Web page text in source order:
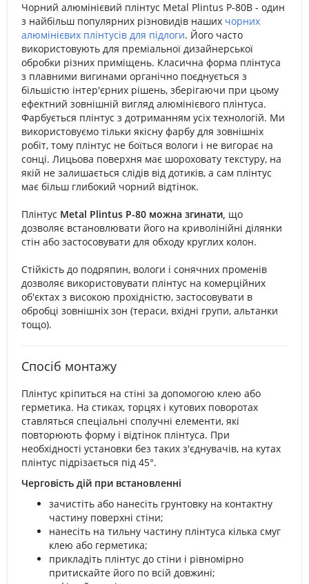
Чорний алюмінієвий плінтус Metal Plintus P-80B - один
з найбільш популярних різновидів наших чорних
алюмінієвих плінтусів для підлоги. Його часто
використовують для преміальної дизайнерської
обробки різних приміщень. Класична форма плінтуса
з плавними вигинами органічно поєднується з
більшістю інтер'єрних рішень, зберігаючи при цьому
ефектний зовнішній вигляд алюмінієвого плінтуса.
Фарбується плінтус з дотриманням усіх технологій. Ми
використовуємо тільки якісну фарбу для зовнішніх
робіт, тому плінтус не боїться вологи і не вигорає на
сонці. Лицьова поверхня має шороховату текстуру, на
якій не залишається слідів від дотиків, а сам плінтус
має більш глибокий чорний відтінок.
Плінтус Metal Plintus Р-80 можна згинати, що
дозволяє встановлювати його на криволінійні ділянки
стін або застосовувати для обходу круглих колон.
Стійкість до подряпин, вологи і сонячних променів
дозволяє використовувати плінтус на комерційних
об'єктах з високою прохідністю, застосовувати в
обробці зовнішніх зон (тераси, вхідні групи, альтанки
тощо).
Спосіб монтажу
Плінтус кріпиться на стіні за допомогою клею або
герметика. На стиках, торцях і кутових поворотах
ставляться спеціальні сполучні елементи, які
повторюють форму і відтінок плінтуса. При
необхідності установки без таких з'єднувачів, на кутах
плінтус підрізається під 45°.
Черговість дій при встановленні
зачистіть або нанесіть грунтовку на контактну
частину поверхні стіни;
нанесіть на тильну частину плінтуса кілька смуг
клею або герметика;
прикладіть плінтус до стіни і рівномірно
притискайте його по всій довжині;